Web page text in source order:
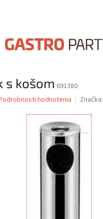
s košom 691380
hodnotenia Značka: